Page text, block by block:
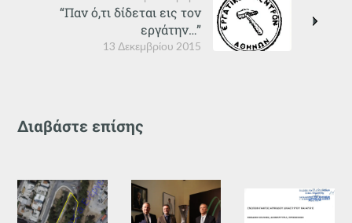
13 Δεκεμβρίου 2015
“Παν ό,τι δίδεται εις τον
εργάτην…”
Διαβάστε επίσης